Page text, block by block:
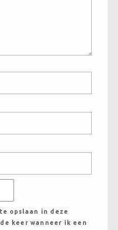
opslaan in deze
keer wanneer ik een